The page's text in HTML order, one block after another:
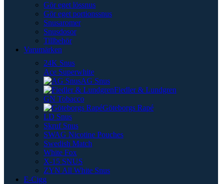
Gör eget lössnus
Gör eget portionssnus
Snusaromer
Snusdosor
Tillbehör
Varumärken
24K Snus
Ace Superwhite
AG Snus
Fiedler & Lundgren
GN Tobacco
Göteborgs Rapé
LD Snus
Skruf Snus
SWAG Nicotine Pouches
Swedish Match
White Fox
X-15 SNUS
ZYN All White Snus
E-Cigg